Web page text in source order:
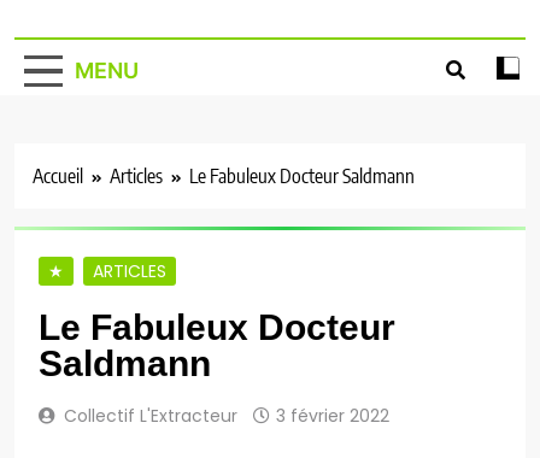
MENU
Accueil Articles Le Fabuleux Docteur Saldmann
★ ARTICLES
Le Fabuleux Docteur
Saldmann
Collectif L'Extracteur 3 février 2022